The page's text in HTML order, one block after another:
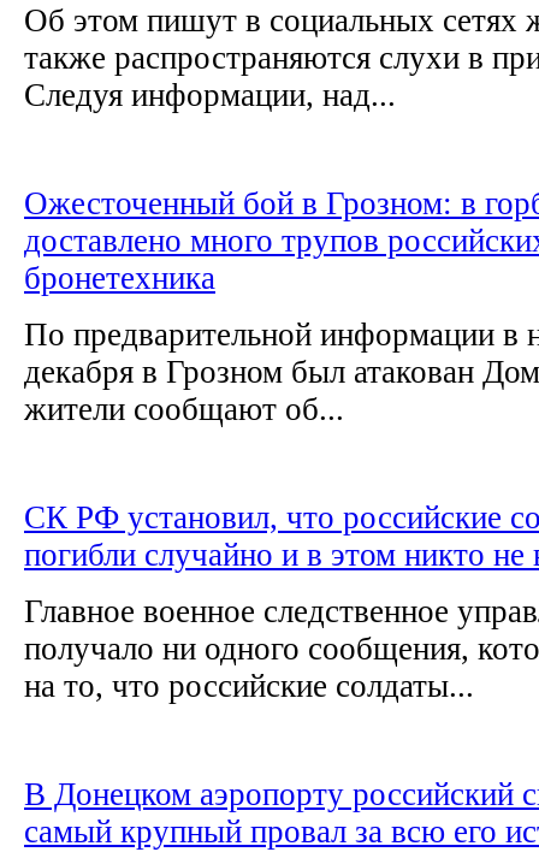
Об этом пишут в социальных сетях
также распространяются слухи в
Следуя информации, над...
Ожесточенный бой в Грозном: в
доставлено много трупов
бронетехника
По предварительной информации в
декабря в Грозном был атакован
жители сообщают об...
СК РФ установил, что российские
погибли случайно и в этом никто не
Главное военное следственное
получало ни одного сообщения,
на то, что российские солдаты...
В Донецком аэропорту российский
самый крупный провал за всю его